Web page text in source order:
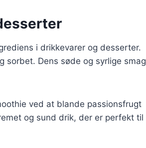
i drikkevarer og desserter.
sorbet. Dens søde og syrlige smag
ved at blande passionsfrugt
og sund drik, der er perfekt til